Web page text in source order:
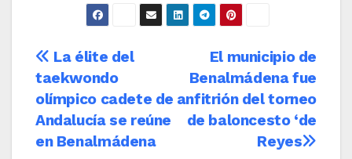
Navegación
de
entradas
El municipio de
Benalmádena fue
anfitrión del torneo
de baloncesto ‘de
Reyes
La élite del
taekwondo
olímpico cadete de
Andalucía se reúne
en Benalmádena